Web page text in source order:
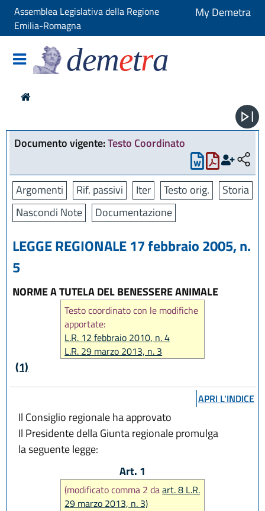
Assemblea Legislativa della Regione
Emilia-Romagna
My Demetra
demetra
Documento vigente:Testo Coordinato
Argomenti Rif. passivi Iter Testo orig.
Storia
Nascondi Note
Documentazione
LEGGE REGIONALE 17 febbraio 2005, n.
5
NORME A TUTELA DEL BENESSERE ANIMALE
Testo coordinato con le modifiche
apportate:
L.R. 12 febbraio 2010, n. 4
L.R. 29 marzo 2013, n. 3
L.R. 22 ottobre 2018, n. 14
(1)
APRI L'INDICE
Il Consiglio regionale ha approvato
Il Presidente della Giunta regionale promulga
la seguente legge:
Art. 1
(modificato comma 2 daart. 8 L.R.
29 marzo 2013, n. 3)